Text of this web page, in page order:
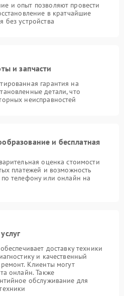
и опыт позволяют провести
в кратчайшие
без устройства
и запчасти
гарантия на
детали, что
неисправностей
и бесплатная
оценка стоимости
платежей и возможность
телефону или онлайн на
доставку техники
и качественный
Клиенты могут
онлайн. Также
обслуживание для